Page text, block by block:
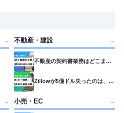
→ 不動産・建設 →
不動産の契約書業務はどこま…
Zillowが5億ドル失ったのは、…
→ 小売・EC →